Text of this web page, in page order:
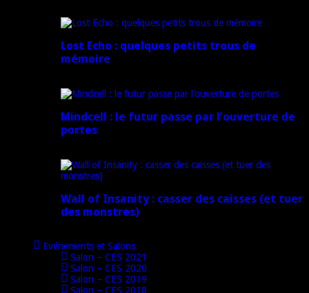
Lost Echo : quelques petits trous de
mémoire
Mindcell : le futur passe par l’ouverture de
portes
Wall of Insanity : casser des caisses (et tuer
des monstres)
Evénements et Salons
Salon – CES 2021
Salon – CES 2020
Salon – CES 2019
Salon – CES 2018